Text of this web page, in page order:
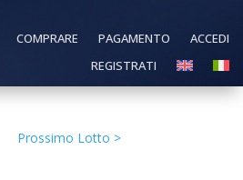
COMPRARE PAGAMENTO
ACCEDI
REGISTRATI
Prossimo Lotto >